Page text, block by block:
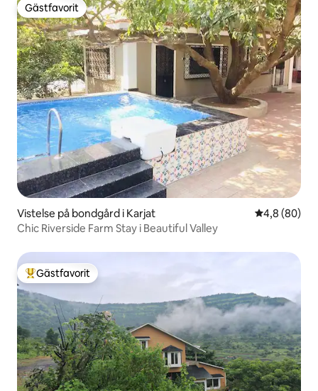
Gästfavorit
Gästfavorit
Vistelse på bondgård i Karjat 4,8 av 5 i
4,8 (80)
Chic Riverside Farm Stay i Beautiful Valley
Populär gästfavorit
Gästfavorit